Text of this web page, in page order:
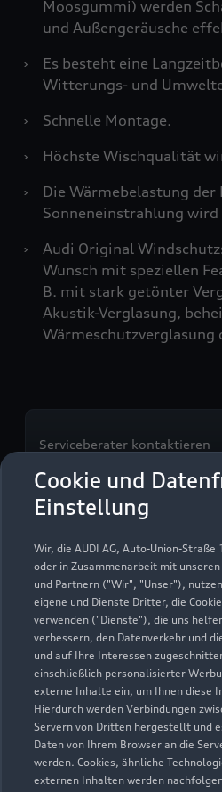
Cookie und
Einstellung
Wir, die AUDI AG, Auto-Union-
oder in Zusammenarbeit mit
und Partnern ("Wir", "Unser"),
eigene und Dienste Dritter, die
verwenden ("Dienste"), die uns
verbessern, den Datenverkehr und
und auf Ihre Interessen
einschließlich personalisierter
externe Inhalte ein, um Ihnen diese
Hierdurch werden Verbindungen
Servern von Dritten hergestellt und
Daten von Ihrem Browser an die
werden. Cookies, ähnliche
externen Inhalten werden
Moosgummi) werden
und Außengeräusche
›
Es besteht eine
Witterungs- und
›
Schnelle Montage.
›
Höchste Wischqualität
›
Die Wärmebelastung der
Sonneneinstrahlung
›
Audi Original
Wunsch mit speziellen
B. mit stark getönter
Akustik-Verglasung,
Wärmeschutzverglasung
Serviceberater kontaktieren
Autohaus
GmbH &.Co.
Servicepartner e-tron